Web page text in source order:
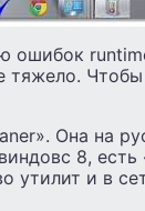
ошибок
тяжело.
Она на
8, есть
утилит и в